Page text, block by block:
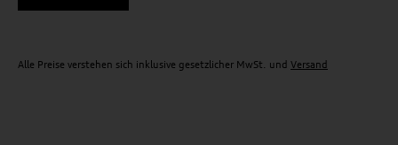
Alle Preise verstehen sich inklusive gesetzlicher MwSt. und Versand